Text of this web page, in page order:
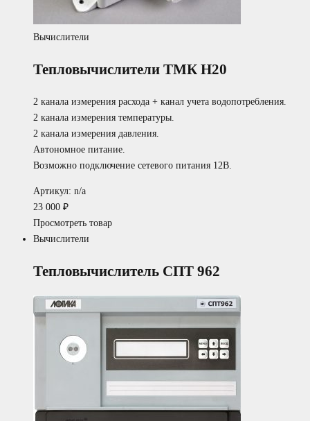
Вычислители
Тепловычислители ТМК Н20
2 канала измерения расхода + канал учета водопотребления.
2 канала измерения температуры.
2 канала измерения давления.
Автономное питание.
Возможно подключение сетевого питания 12В.
Артикул: n/a
23 000 ₽
Просмотреть товар
Вычислители
Тепловычислитель СПТ 962